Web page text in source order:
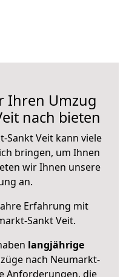
Ihren Umzug
nach bieten
Sankt Veit kann viele
bringen, um Ihnen
wir Ihnen unsere
an.
Erfahrung mit
Sankt Veit.
langjährige
nach Neumarkt-
Anforderungen, die